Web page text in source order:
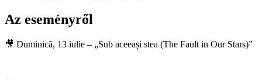
Az eseményről
🎥 Duminică, 13 iulie – „Sub aceeași stea (The Fault in Our Stars)”